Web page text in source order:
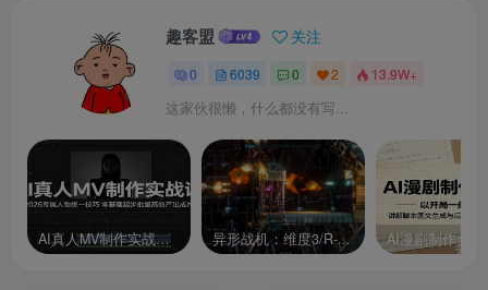
趣客盟 关注
0 6039 0 2 13.9W+
这家伙很懒，什么都没有写...
AI真人MV制作实战课：2026专属人物统一技巧，零基础起步批量高效产出成片 异形战机：维度3/R-Type Dimensions III